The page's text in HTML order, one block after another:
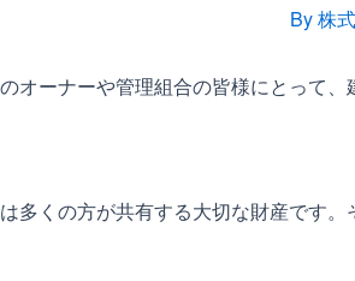
By株
オーナーや管理組合の皆様にとって
多くの方が共有する大切な財産です